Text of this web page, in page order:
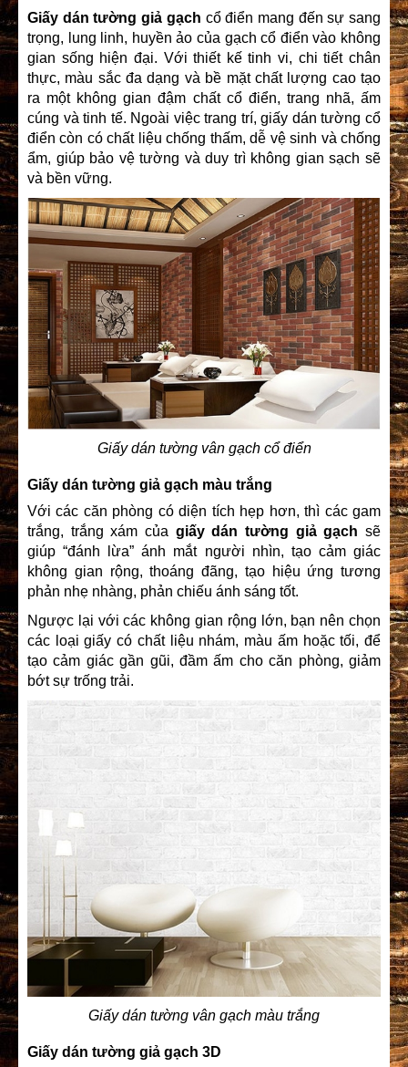
Giấy dán tường giả gạch cổ điển mang đến sự sang
trọng, lung linh, huyền ảo của gạch cổ điển vào không
gian sống hiện đại. Với thiết kế tinh vi, chi tiết chân
thực, màu sắc đa dạng và bề mặt chất lượng cao tạo
ra một không gian đậm chất cổ điển, trang nhã, ấm
cúng và tinh tế. Ngoài việc trang trí,giấy dán tường cổ
điển còn có chất liệu chống thấm, dễ vệ sinh và chống
ẩm, giúp bảo vệ tường và duy trì không gian sạch sẽ
và bền vững.
Giấy dán tường vân gạch cổ điển
Giấy dán tường giả gạch màu trắng
Với các căn phòng có diện tích hẹp hơn, thì các gam
trắng, trắng xám của giấy dán tường giả gạchsẽ
giúp “đánh lừa” ánh mắt người nhìn, tạo cảm giác
không gian rộng, thoáng đãng, tạo hiệu ứng tương
phản nhẹ nhàng, phản chiếu ánh sáng tốt.
Ngược lại với các không gian rộng lớn, bạn nên chọn
các loại giấy có chất liệu nhám, màu ấm hoặc tối, để
tạo cảm giác gần gũi, đầm ấm cho căn phòng, giảm
bớt sự trống trải.
Giấy dán tường vân gạch màu trắng
Giấy dán tường giả gạch 3D